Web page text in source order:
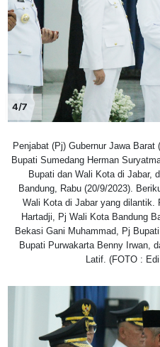
4/7
Penjabat (Pj) Gubernur Jawa
Bupati Sumedang Herman
Bupati dan Wali Kota di Jabar,
Bandung, Rabu (20/9/2023).
Wali Kota di Jabar yang dilantik.
Hartadji, Pj Wali Kota Bandung
Bekasi Gani Muhammad, Pj
Bupati Purwakarta Benny Irwan,
Latif. (FOTO :